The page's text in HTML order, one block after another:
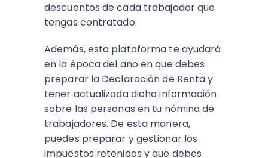
descuentos de cada trabajador que
tengas contratado.
Además, esta plataforma te ayudará
en la época del año en que debes
preparar la Declaración de Renta y
tener actualizada dicha información
sobre las personas en tu nómina de
trabajadores. De esta manera,
puedes preparar y gestionar los
impuestos retenidos y que debes